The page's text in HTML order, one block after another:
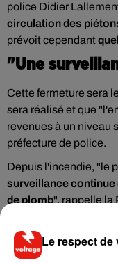
police Didier
circulation des
prévoit cependant
"Une
Cette fermeture sera
sera réalisé et que
revenues à un niveau
préfecture de police.
Depuis l'incendie, "le
surveillance continue
de plomb", rappelle la
Les flammes avaient
tonnes de plomb se
monument gothique.
Le respect